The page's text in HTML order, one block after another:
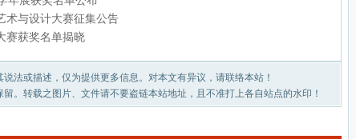
术与设计大赛征集公告
赛获奖名单揭晓
法或描述，仅为提供更多信息。对本文有异议，请联络本站！
。转载之图片、文件请不要盗链本站地址，且不准打上各自站点的水印！